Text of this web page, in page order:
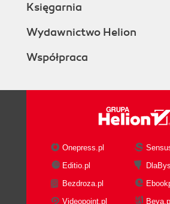
Księgarnia
Wydawnictwo Helion
Współpraca
Onepress.pl
Editio.pl
Bezdroza.pl
Videopoint.pl
Beya.pl